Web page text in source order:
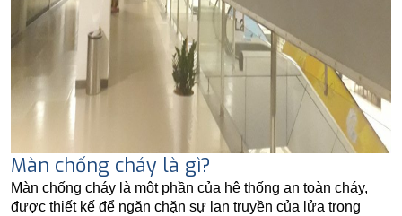
Màn chống cháy là gì?
Màn chống cháy là một phần của hệ thống an toàn cháy,
được thiết kế để ngăn chặn sự lan truyền của lửa trong